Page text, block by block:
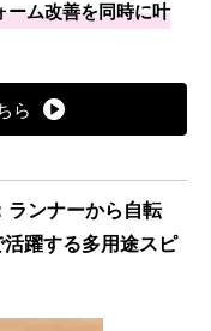
ーム改善を同時に叶
ら
ンナーから自転
躍する多用途スピ